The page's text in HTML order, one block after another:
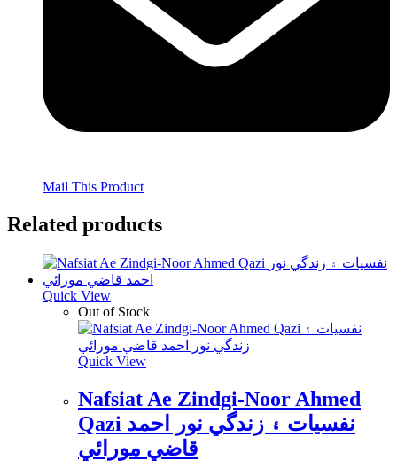
Mail This Product
Related products
Quick View
Out of Stock
Quick View
Nafsiat Ae Zindgi-Noor Ahmed
Qazi نفسيات ۽ زندگي نور احمد
قاضي مورائي